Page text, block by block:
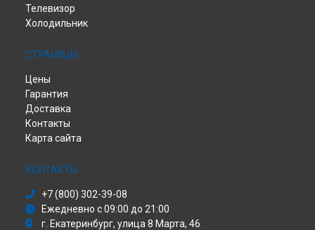
Телевизор
Холодильник
СТРАНИЦЫ
Цены
Гарантия
Доставка
Контакты
Карта сайта
КОНТАКТЫ
+7 (800) 302-39-08
Ежедневно с 09:00 до 21:00
г. Екатеринбург, улица 8 Марта, 46